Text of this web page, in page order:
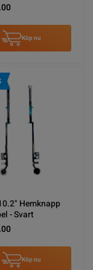
Köp nu
Hemknapp
- Svart
Köp nu